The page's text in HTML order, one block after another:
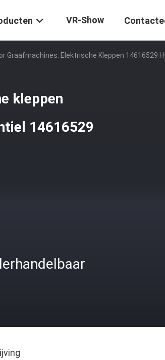
VR-Show
Graafmachines: Elektrische Kleppen 14616529
kleppen
14616529